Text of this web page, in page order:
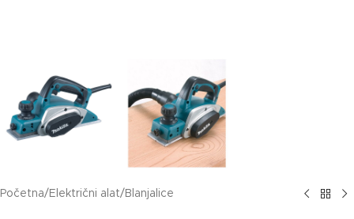
Početna/ Električni alat/ Blanjalice